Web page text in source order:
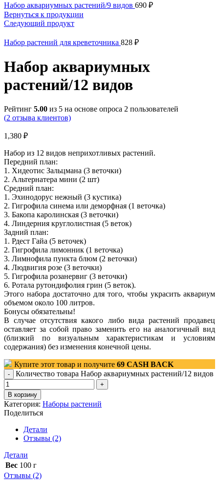
Набор аквариумных растений/9 видов 690 ₽
Вернуться к продукции
Следующий продукт
Набор растений для креветочника 828 ₽
Набор аквариумных
растений/12 видов
Рейтинг 5.00 из 5 на основе опроса 2 пользователей
(2 отзыва клиентов)
1,380 ₽
Набор из 12 видов неприхотливых растений.
Передний план:
1. Хидеотис Зальцмана (3 веточки)
2. Альтернатера мини (2 шт)
Средний план:
1. Эхинодорус нежный (3 кустика)
2. Гигрофила синема или деморфная (1 веточка)
3. Бакопа каролинская (3 веточки)
4. Линдерния круглолистная (5 веток)
Задний план:
1. Рдест Гайа (5 веточек)
2. Гигрофила лимонник (1 веточка)
3. Лимнофила пункта блюм (2 веточки)
4. Людвигия розе (3 веточки)
5. Гигрофила розанервиг (3 веточки)
6. Ротала рутондифолия грин (5 веток).
Этого набора достаточно для того, чтобы украсить аквариум
объемом около 100 литров.
Бонусы обязательны!
В случае отсутствия какого либо вида растений продавец
оставляет за собой право заменить его на аналогичный вид
(близкий по визуальным характеристикам и условиям
содержания) без изменения конечной цены.
Купите этот товар и получите 69 CASH BACK
Количество товара Набор аквариумных растений/12 видов
В корзину
Категория: Наборы растений
Поделиться
Детали
Отзывы (2)
Детали
Вес 100 г
Отзывы (2)